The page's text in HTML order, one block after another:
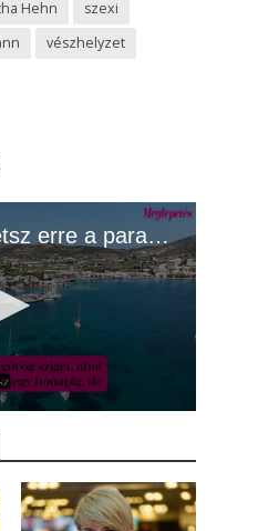
Hehn
szexi
vészhelyzet
Ingyen költözhetsz erre a paradicsomi görög szigetre, de van egy feltétel